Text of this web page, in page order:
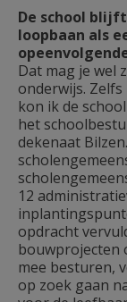
De school
loopbaan als
Dat mag je wel
onderwijs.
kon ik de
het
dekenaat
12
opdracht
bouwprojecten
mee besturen,
op zoek gaan